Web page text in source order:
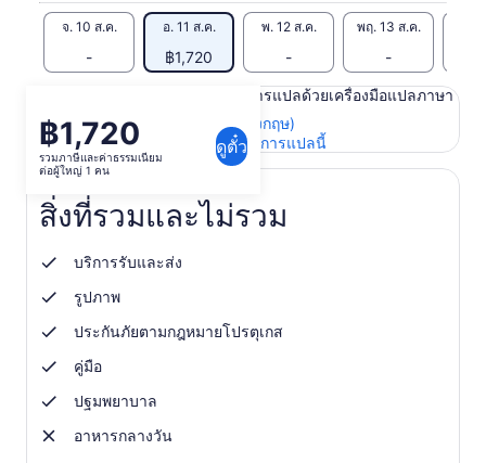
วัน
จ. 10 ส.ค.
-
อ. 11 ส.ค.
฿1,720
พ. 12 ส.ค.
-
พฤ. 13 ส.ค.
-
ราคา
อยู่
฿1,720
ต่อ
ผู้ใหญ่
คน
฿1,720
รวมภาษีและค่าธรรมเนียม
ต่อผู้ใหญ่ 1 คน
ดูตั๋ว
เนื้อหาในหน้านี้อาจได้รับการแปลด้วยเครื่องมือแปลภาษา
ดูข้อความต้นฉบับ (ภาษาอังกฤษ)
ให้คะแนนและความคิดเห็นการแปลนี้
สิ่งที่รวมและไม่รวม
บริการรับและส่ง
รูปภาพ
ประกันภัยตามกฎหมายโปรตุเกส
คู่มือ
ปฐมพยาบาล
อาหารกลางวัน